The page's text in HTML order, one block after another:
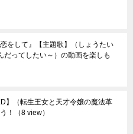
恋をして』【主題歌】（しょうたい
だってしたい～）の動画を楽しも
】（転生王女と天才令嬢の魔法革
！
（8 view）